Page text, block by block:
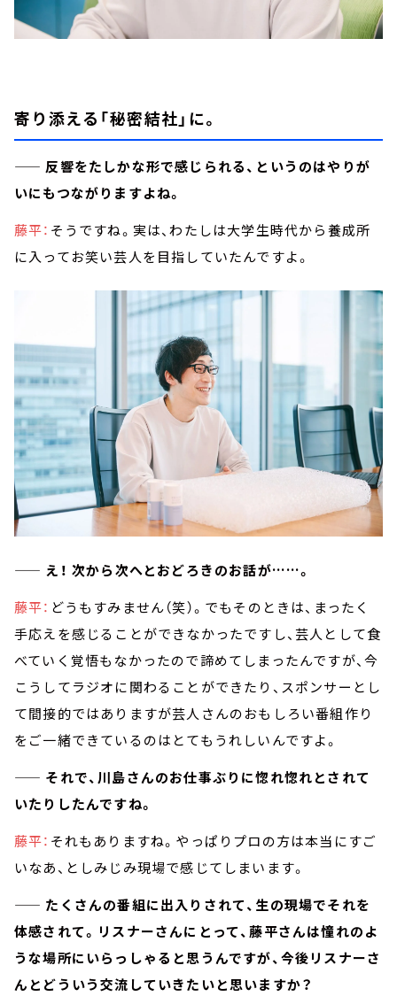
寄り添える「秘密結社」に。
—— 反響をたしかな形で感じられる、というのはやりが
いにもつながりますよね。
藤平： そうですね。実は、わたしは大学生時代から養成所
に入ってお笑い芸人を目指していたんですよ。
—— え！ 次から次へとおどろきのお話が……。
藤平： どうもすみません（笑）。でもそのときは、まったく
手応えを感じることができなかったですし、芸人として食
べていく覚悟もなかったので諦めてしまったんですが、今
こうしてラジオに関わることができたり、スポンサーとし
て間接的ではありますが芸人さんのおもしろい番組作り
をご一緒できているのはとてもうれしいんですよ。
—— それで、川島さんのお仕事ぶりに惚れ惚れとされて
いたりしたんですね。
藤平： それもありますね。やっぱりプロの方は本当にすご
いなあ、としみじみ現場で感じてしまいます。
—— たくさんの番組に出入りされて、生の現場でそれを
体感されて。リスナーさんにとって、藤平さんは憧れのよ
うな場所にいらっしゃると思うんですが、今後リスナーさ
んとどういう交流していきたいと思いますか？